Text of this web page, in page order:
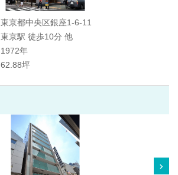
東京都中央区銀座1-6-11
東京駅 徒歩10分 他
1972年
62.88坪